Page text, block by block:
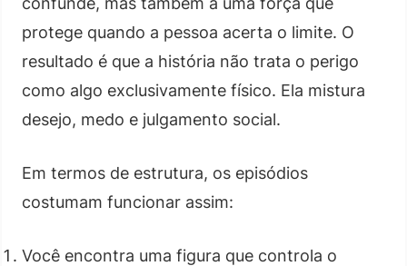
protege quando a pessoa acerta o limite. O
resultado é que a história não trata o perigo
como algo exclusivamente físico. Ela mistura
desejo, medo e julgamento social.
Em termos de estrutura, os episódios
costumam funcionar assim:
Você encontra uma figura que controla o